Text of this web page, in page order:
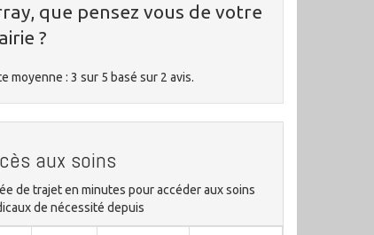
que pensez vous de votre
?
moyenne : 3 sur 5 basé sur 2 avis.
aux soins
de trajet en minutes pour accéder aux soins
de nécessité depuis